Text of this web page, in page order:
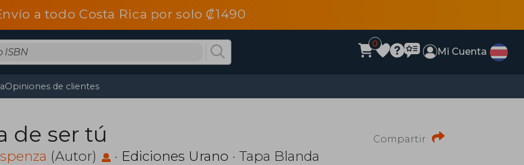
a todo Costa Rica por solo ₡1490
0
Mi Cuenta
Opiniones de clientes
Compartir
de ser tú
(Autor) · Ediciones Urano · Tapa Blanda